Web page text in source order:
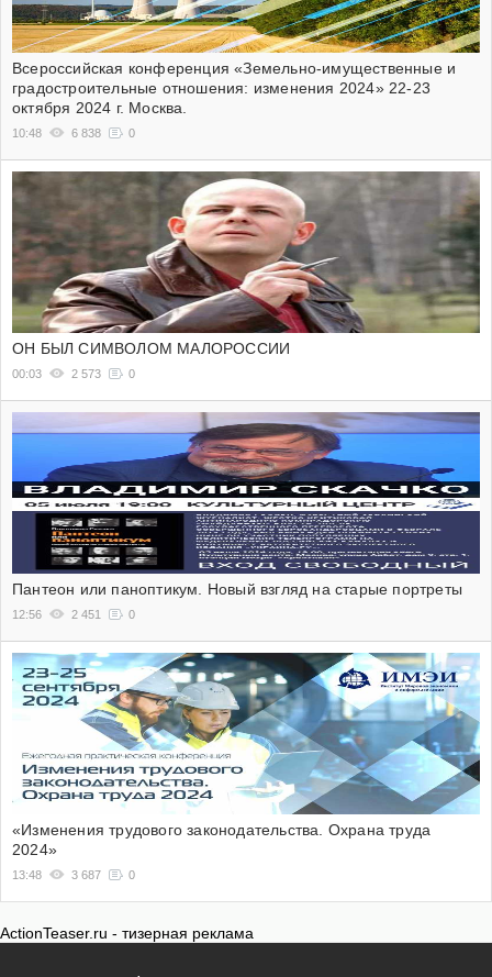
Всероссийская конференция «Земельно-имущественные и
градостроительные отношения: изменения 2024» 22-23
октября 2024 г. Москва.
10:48 6 838 0
ОН БЫЛ СИМВОЛОМ МАЛОРОССИИ
00:03 2 573 0
Пантеон или паноптикум. Новый взгляд на старые портреты
12:56 2 451 0
«Изменения трудового законодательства. Охрана труда
2024»
13:48 3 687 0
ActionTeaser.ru - тизерная реклама